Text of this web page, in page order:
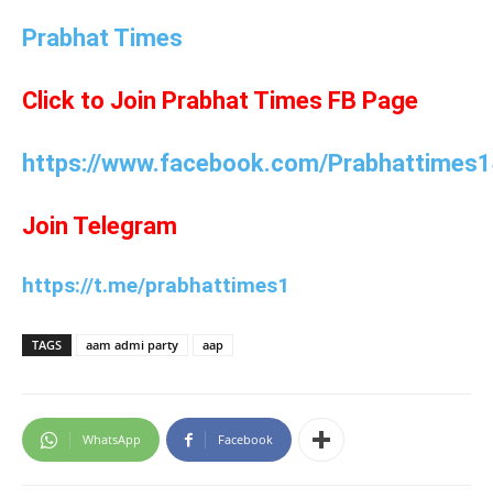
Prabhat Times
Click to Join Prabhat Times FB Page
https://www.facebook.com/
Join Telegram
https://t.me/prabhattimes1
TAGS aam admi party aap
WhatsApp Facebook